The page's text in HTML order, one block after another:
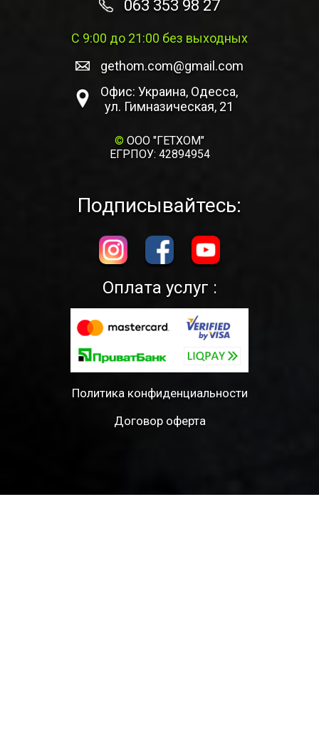
063 353 98 27
С 9:00 до 21:00 без выходных
gethom.com@gmail.com
Офис: Украина, Одесса,
ул. Гимназическая, 21
© ООО "ГЕТХОМ"
ЕГРПОУ: 42894954
Подписывайтесь:
Оплата услуг :
Политика конфиденциальности
Договор оферта